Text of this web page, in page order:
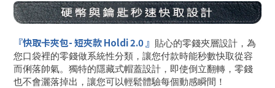
『快取卡夾包-短夾款 Holdi 2.0 』 貼心的零錢夾層設計，為
您口袋裡的零錢做系統性分類，讓您付款時能秒數快取從容
而俐落帥氣。獨特的隱藏式帽蓋設計，即使倒立翻轉，零錢
也不會灑落掉出，讓您可以輕鬆體驗每個動感瞬間！